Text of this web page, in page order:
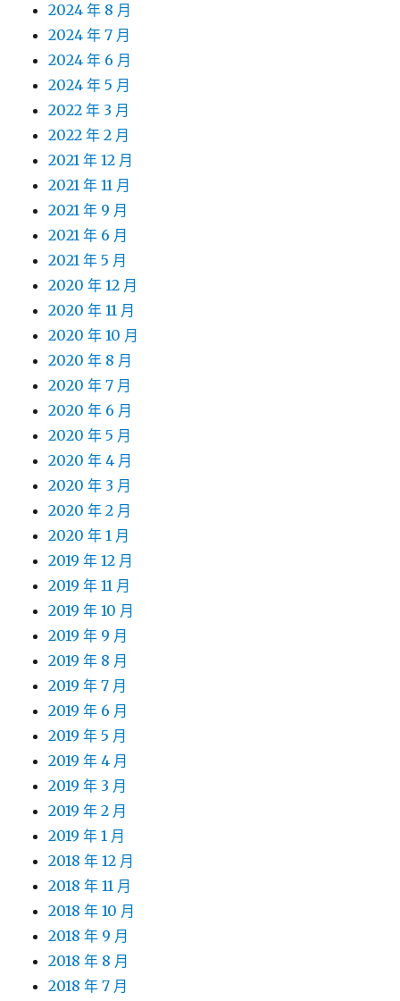
2024 年 8 月
2024 年 7 月
2024 年 6 月
2024 年 5 月
2022 年 3 月
2022 年 2 月
2021 年 12 月
2021 年 11 月
2021 年 9 月
2021 年 6 月
2021 年 5 月
2020 年 12 月
2020 年 11 月
2020 年 10 月
2020 年 8 月
2020 年 7 月
2020 年 6 月
2020 年 5 月
2020 年 4 月
2020 年 3 月
2020 年 2 月
2020 年 1 月
2019 年 12 月
2019 年 11 月
2019 年 10 月
2019 年 9 月
2019 年 8 月
2019 年 7 月
2019 年 6 月
2019 年 5 月
2019 年 4 月
2019 年 3 月
2019 年 2 月
2019 年 1 月
2018 年 12 月
2018 年 11 月
2018 年 10 月
2018 年 9 月
2018 年 8 月
2018 年 7 月